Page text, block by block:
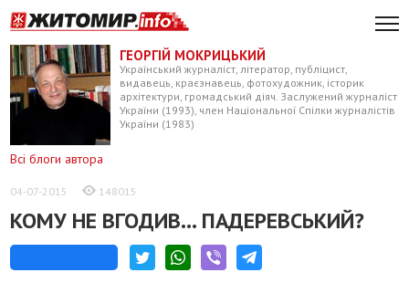
ГЕОРГІЙ МОКРИЦЬКИЙ
Український журналіст, літератор, публіцист,
видавець, краєзнавець, фотохудожник, історик
архітектури, громадський діяч. Заслужений журналіст
України (1993), член Національної Спілки журналістів
України (1983)
Всі блоги автора
04-07-2015 148015
КОМУ НЕ ВГОДИВ… ПАДЕРЕВСЬКИЙ?